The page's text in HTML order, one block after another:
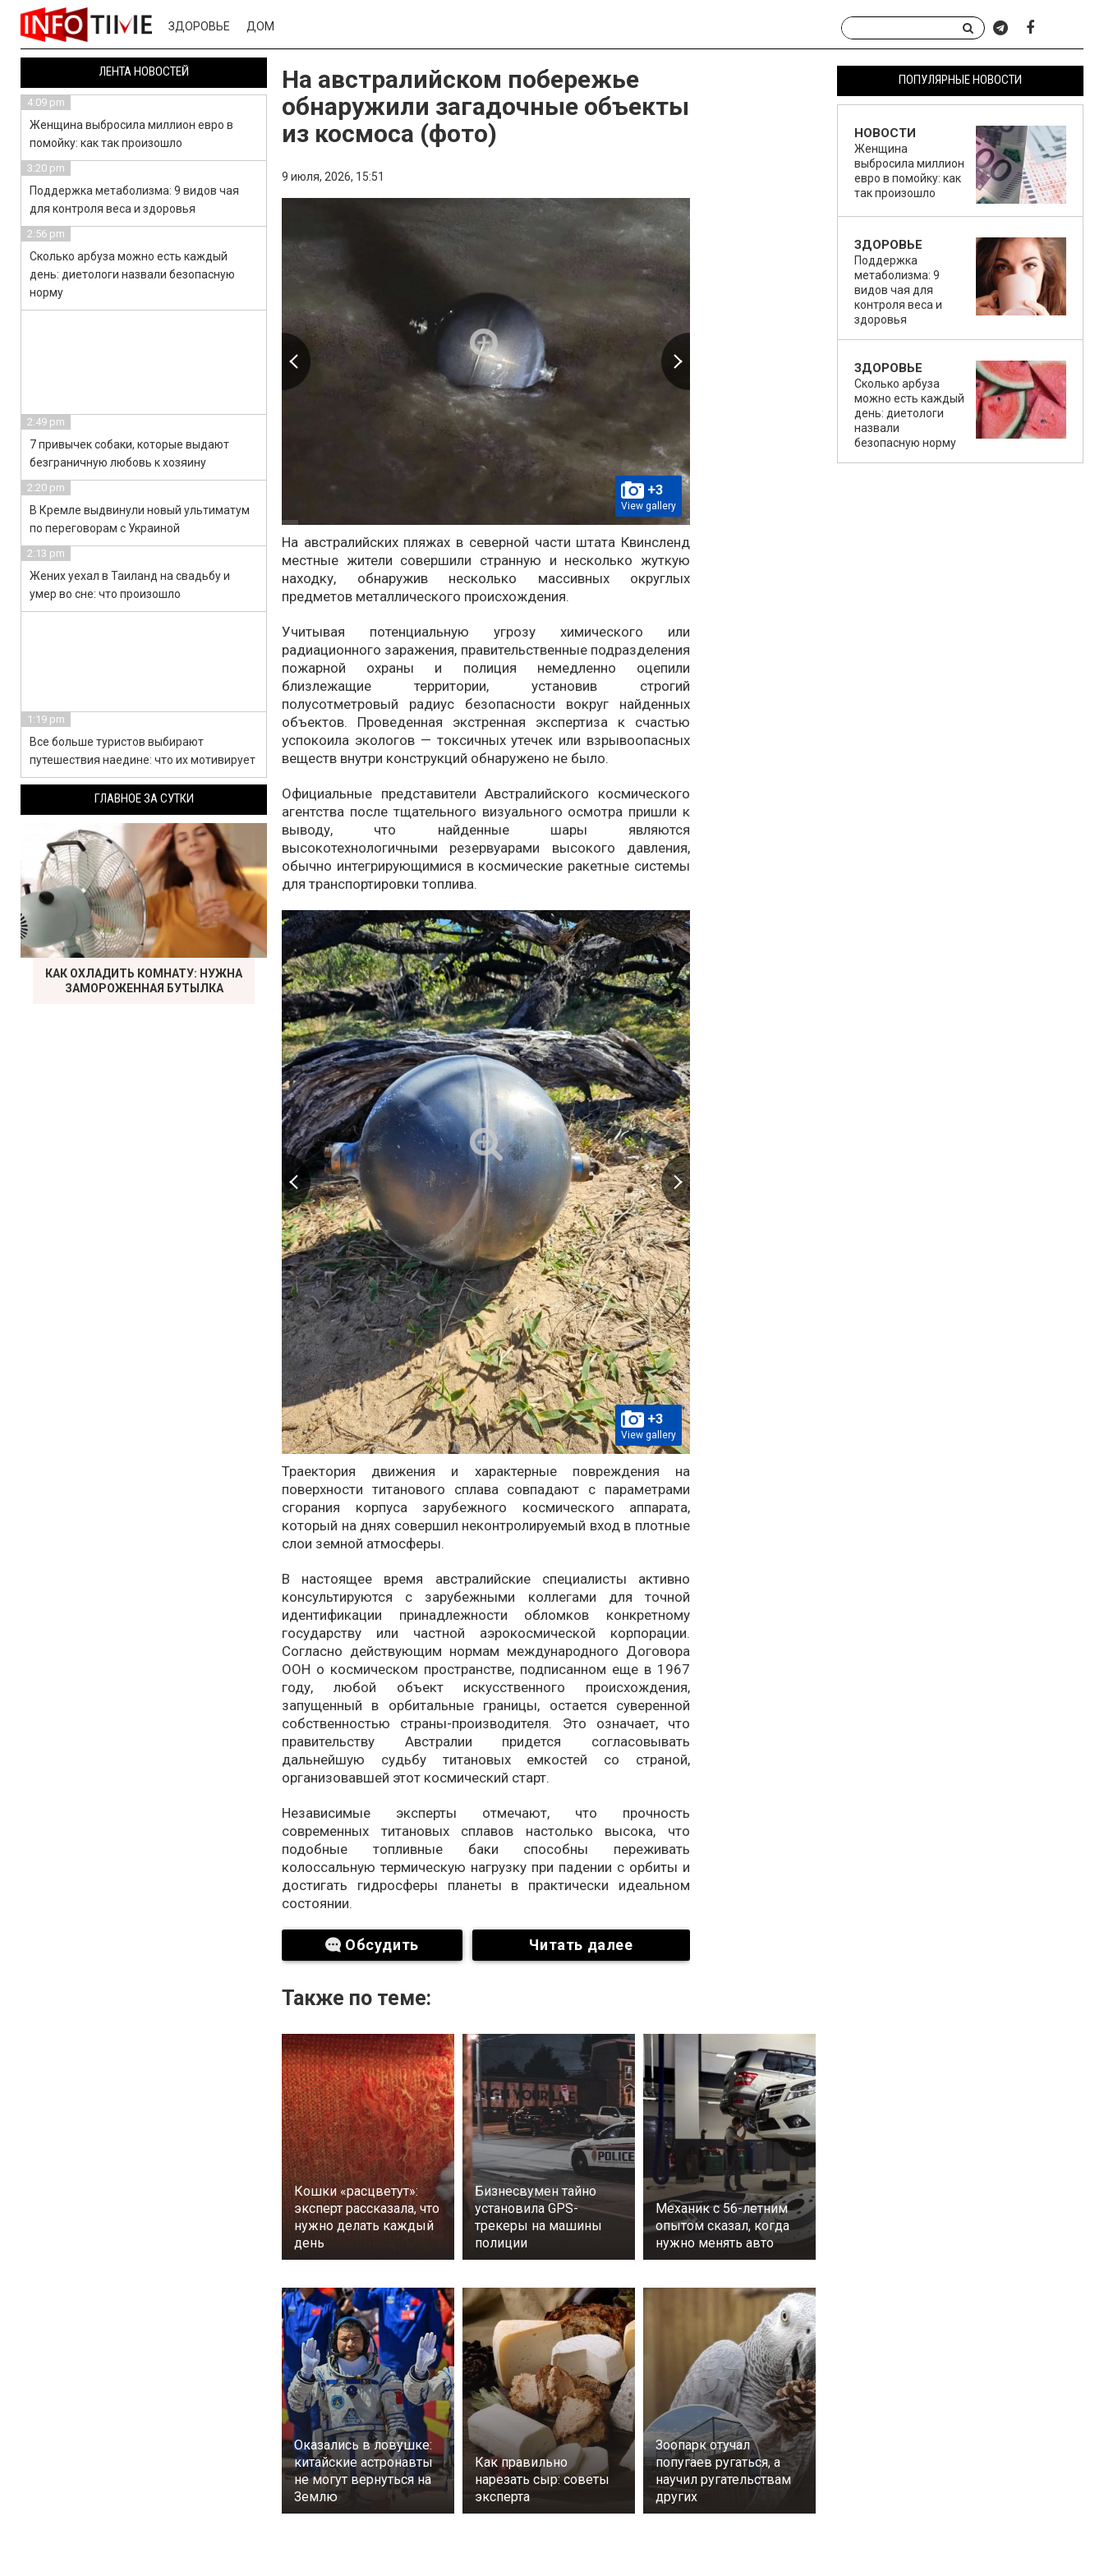
ЗДОРОВЬЕ ДОМ
На австралийском побережье
обнаружили загадочные объекты
из космоса (фото)
9 июля, 2026, 15:51
+3
View gallery
На австралийских пляжах в северной части штата Квинсленд
местные жители совершили странную и несколько жуткую
находку, обнаружив несколько массивных округлых
предметов металлического происхождения.
Учитывая потенциальную угрозу химического или
радиационного заражения, правительственные подразделения
пожарной охраны и полиция немедленно оцепили
близлежащие территории, установив строгий
полусотметровый радиус безопасности вокруг найденных
объектов. Проведенная экстренная экспертиза к счастью
успокоила экологов — токсичных утечек или взрывоопасных
веществ внутри конструкций обнаружено не было.
Официальные представители Австралийского космического
агентства после тщательного визуального осмотра пришли к
выводу, что найденные шары являются
высокотехнологичными резервуарами высокого давления,
обычно интегрирующимися в космические ракетные системы
для транспортировки топлива.
+3
View gallery
Траектория движения и характерные повреждения на
поверхности титанового сплава совпадают с параметрами
сгорания корпуса зарубежного космического аппарата,
который на днях совершил неконтролируемый вход в плотные
слои земной атмосферы.
В настоящее время австралийские специалисты активно
консультируются с зарубежными коллегами для точной
идентификации принадлежности обломков конкретному
государству или частной аэрокосмической корпорации.
Согласно действующим нормам международного Договора
ООН о космическом пространстве, подписанном еще в 1967
году, любой объект искусственного происхождения,
запущенный в орбитальные границы, остается суверенной
собственностью страны-производителя. Это означает, что
правительству Австралии придется согласовывать
дальнейшую судьбу титановых емкостей со страной,
организовавшей этот космический старт.
Независимые эксперты отмечают, что прочность
современных титановых сплавов настолько высока, что
подобные топливные баки способны переживать
колоссальную термическую нагрузку при падении с орбиты и
достигать гидросферы планеты в практически идеальном
состоянии.
Обсудить Читать далее
Также по теме:
Кошки «расцветут»:
эксперт рассказала, что
нужно делать каждый
день
Бизнесвумен тайно
установила GPS-
трекеры на машины
полиции
Механик с 56-летним
опытом сказал, когда
нужно менять авто
Оказались в ловушке:
китайские астронавты
не могут вернуться на
Землю
Как правильно
нарезать сыр: советы
эксперта
Зоопарк отучал
попугаев ругаться, а
научил ругательствам
других
ПОПУЛЯРНЫЕ НОВОСТИ
НОВОСТИ
Женщина
выбросила миллион
евро в помойку: как
так произошло
ЗДОРОВЬЕ
Поддержка
метаболизма: 9
видов чая для
контроля веса и
здоровья
ЗДОРОВЬЕ
Сколько арбуза
можно есть каждый
день: диетологи
назвали
безопасную норму
ЛЕНТА НОВОСТЕЙ
4:09 pm
Женщина выбросила миллион евро в
помойку: как так произошло
3:20 pm
Поддержка метаболизма: 9 видов чая
для контроля веса и здоровья
2:56 pm
Сколько арбуза можно есть каждый
день: диетологи назвали безопасную
норму
2:49 pm
7 привычек собаки, которые выдают
безграничную любовь к хозяину
2:20 pm
В Кремле выдвинули новый ультиматум
по переговорам с Украиной
2:13 pm
Жених уехал в Таиланд на свадьбу и
умер во сне: что произошло
1:19 pm
Все больше туристов выбирают
путешествия наедине: что их мотивирует
ГЛАВНОЕ ЗА СУТКИ
КАК ОХЛАДИТЬ КОМНАТУ: НУЖНА
ЗАМОРОЖЕННАЯ БУТЫЛКА